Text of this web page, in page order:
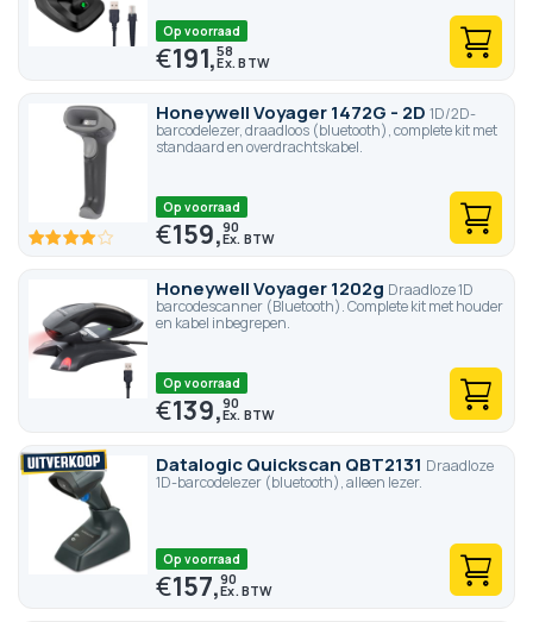
Op voorraad
€191,58
Honeywell Voyager 1472G - 2D 1D/2D-
barcodelezer, draadloos (bluetooth), complete kit met
standaard en overdrachtskabel.
80 100
Op voorraad
€159,90
Honeywell Voyager 1202g Draadloze 1D
barcodescanner (Bluetooth). Complete kit met houder
en kabel inbegrepen.
Op voorraad
€139,90
Datalogic Quickscan QBT2131 Draadloze
1D-barcodelezer (bluetooth), alleen lezer.
Op voorraad
€157,90